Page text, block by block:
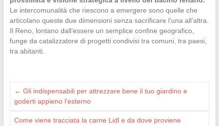
Le intercomunalità che riescono a emergere sono quelle che
articolano queste due dimensioni senza sacrificare l’una all’altra.
Il Reno, lontano dall’essere un semplice confine geografico,
funge da catalizzatore di progetti condivisi tra comuni, tra paesi,
tra abitanti.
← Gli indispensabili per attrezzare bene il tuo giardino e
goderti appieno l’esterno
Come viene tracciata la carne Lidl e da dove proviene